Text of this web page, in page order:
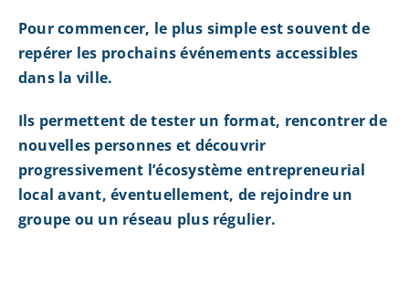
Pour commencer, le plus simple est souvent de
repérer les prochains événements accessibles
dans la ville.
Ils permettent de tester un format, rencontrer de
nouvelles personnes et découvrir
progressivement l’écosystème entrepreneurial
local avant, éventuellement, de rejoindre un
groupe ou un réseau plus régulier.